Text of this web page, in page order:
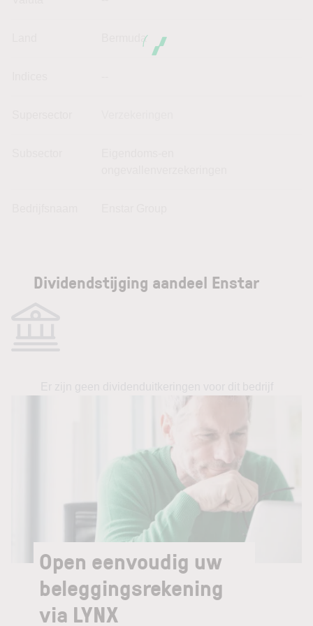
Bermuda
Dividendstijging aandeel Enstar
Open eenvoudig uw
beleggingsrekening
via LYNX